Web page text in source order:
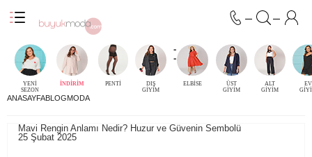
YENİ
SEZON
İNDİRİM PENTİ
DIŞ
GİYİM
-
-
ELBİSE
ÜST
GİYİM
ALT
GİYİM
EV
ANASAYFABLOGMODA
Mavi Rengin Anlamı Nedir? Huzur ve Güvenin Sembolü
25 Şubat 2025